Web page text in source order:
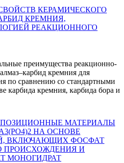
КЕРАМИЧЕСКОГО
КРЕМНИЯ,
РЕАКЦИОННОГО
преимущества реакционно-
кремния для
по сравнению со стандартными
карбида кремния, карбида бора и
МОНОКАЛЬЦИЙФОСФАТ МОНОГИДРАТ